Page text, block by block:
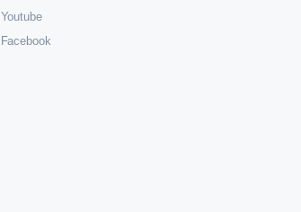
Youtube
Facebook